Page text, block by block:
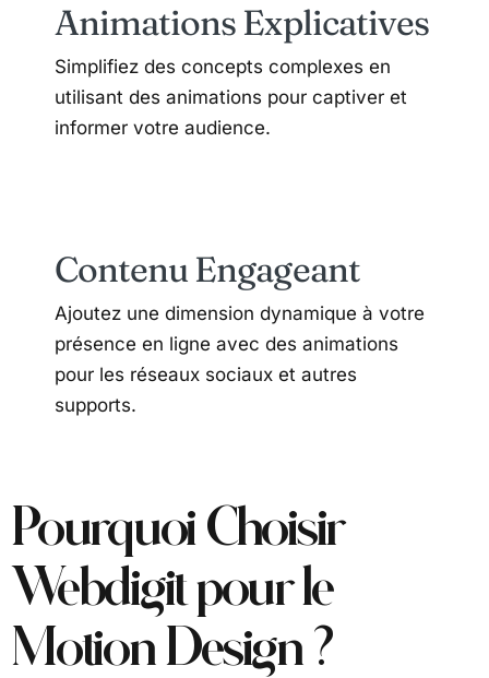
Animations Explicatives
Simplifiez des concepts complexes en
utilisant des animations pour captiver et
informer votre audience.
Contenu Engageant
Ajoutez une dimension dynamique à votre
présence en ligne avec des animations
pour les réseaux sociaux et autres
supports.
Pourquoi Choisir
Webdigit pour le
Motion Design ?